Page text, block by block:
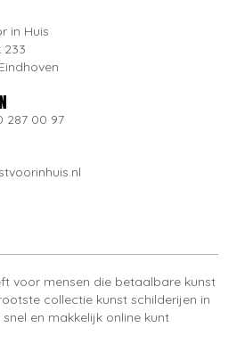
in Huis
233
287 00 97
voor mensen die betaalbare kunst
collectie kunst schilderijen in
en makkelijk online kunt